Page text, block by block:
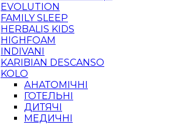
EVOLUTION
FAMILY SLEEP
HERBALIS KIDS
HIGHFOAM
INDIVANI
KARIBIAN DESCANSO
KOLO
АНАТОМІЧНІ
ГОТЕЛЬНІ
ДИТЯЧІ
МЕДИЧНІ